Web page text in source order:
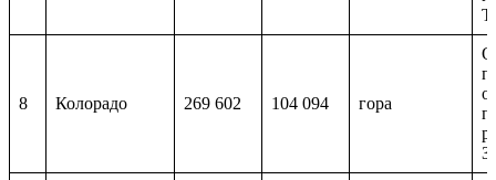
8 Колорадо 269 ​​602 104 094 гора